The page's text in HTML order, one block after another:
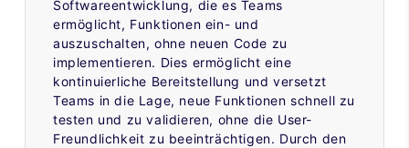
Softwareentwicklung, die es Teams
ermöglicht, Funktionen ein- und
auszuschalten, ohne neuen Code zu
implementieren. Dies ermöglicht eine
kontinuierliche Bereitstellung und versetzt
Teams in die Lage, neue Funktionen schnell zu
testen und zu validieren, ohne die User-
Freundlichkeit zu beeinträchtigen. Durch den